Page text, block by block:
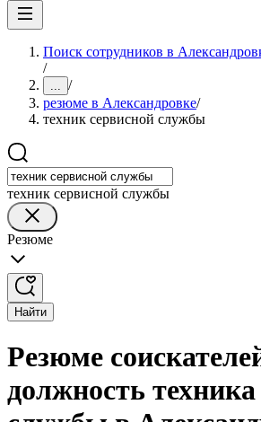
Поиск сотрудников в
/
... /
резюме в Александровке/
техник сервисной службы
техник сервисной службы
Резюме
Найти
Резюме
должность